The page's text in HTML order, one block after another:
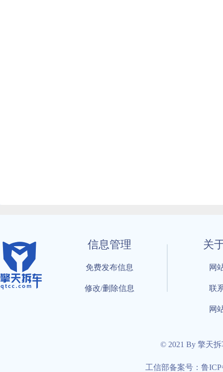
信息管理
免费发布信息
修改/删除信息
关
网
联
网
© 2021 By 擎天
工信部备案号：鲁